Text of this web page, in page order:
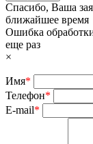
Спасибо, Ваша
ближайшее время
Ошибка
еще раз
×
Имя*
Телефон*
E-mail*